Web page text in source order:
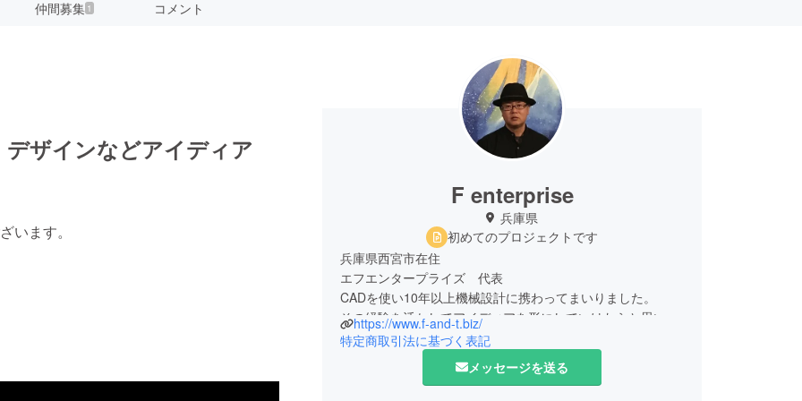
仲間募集 1 コメント
ザインなどアイディア
います。
F enterprise
兵庫県
初めてのプロジェクトです
兵庫県西宮市在住
エフエンタープライズ 代表
CADを使い10年以上機械設計に携わってまいりました。
その経験を活かしてアイディアを形にしていけたらと思いま
す。
宜しくお願い致します。
https://www.f-and-t.biz/
特定商取引法に基づく表記
メッセージを送る